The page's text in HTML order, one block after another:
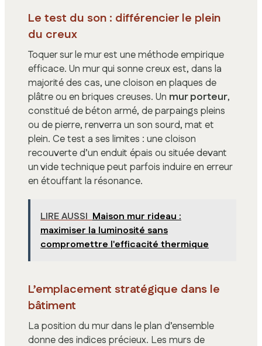
Le test du son : différencier le plein
du creux
Toquer sur le mur est une méthode empirique
efficace. Un mur qui sonne creux est, dans la
majorité des cas, une cloison en plaques de
plâtre ou en briques creuses. Un mur porteur,
constitué de béton armé, de parpaings pleins
ou de pierre, renverra un son sourd, mat et
plein. Ce test a ses limites : une cloison
recouverte d’un enduit épais ou située devant
un vide technique peut parfois induire en erreur
en étouffant la résonance.
LIRE AUSSI Maison mur rideau :
maximiser la luminosité sans
compromettre l'efficacité thermique
L’emplacement stratégique dans le
bâtiment
La position du mur dans le plan d’ensemble
donne des indices précieux. Les murs de